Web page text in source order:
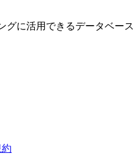
グに活用できるデータベース